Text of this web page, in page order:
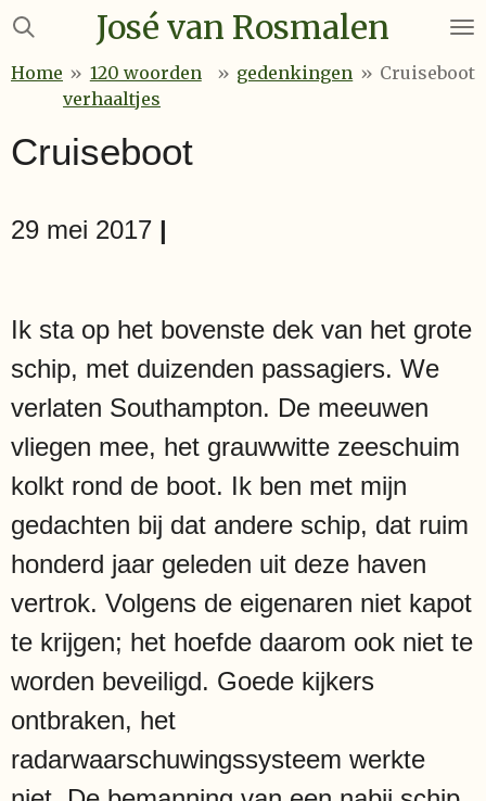
Ga
naar
José van Rosmalen
Home » 120 woorden
verhaaltjes
» gedenkingen » Cruiseboot
Cruiseboot
29 mei 2017 |
Ik sta op het bovenste dek van het grote
schip, met duizenden passagiers. We
verlaten Southampton. De meeuwen
vliegen mee, het grauwwitte zeeschuim
kolkt rond de boot. Ik ben met mijn
gedachten bij dat andere schip, dat ruim
honderd jaar geleden uit deze haven
vertrok. Volgens de eigenaren niet kapot
te krijgen; het hoefde daarom ook niet te
worden beveiligd. Goede kijkers
ontbraken, het
radarwaarschuwingssysteem werkte